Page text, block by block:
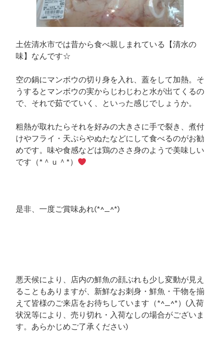
土佐清水市では昔から食べ親しまれている【清水の
味】なんです☆
空の鍋にマンボウの切り身を入れ、蓋をして加熱。そ
うするとマンボウの実からじわじわと水が出てくるの
で、それで茹でていく、といった感じでしょうか。
粗熱が取れたらそれを好みの大きさに手で裂き、煮付
けやフライ・天ぷらやぬたなどにして食べるのがお勧
めです。味や食感などは鶏のささ身のようで美味しい
です（*＾ｕ＾*）
是非、一度ご賞味あれ(*^_^*)
悪天候により、店内の鮮魚の顔ぶれも少し変動が見え
ることもありますが、新鮮なお刺身・鮮魚・干物を揃
えて皆様のご来店をお待ちしています（*^_^*）(入荷
状況等により、売り切れ・入荷なしの場合がございま
す。あらかじめご了承ください)